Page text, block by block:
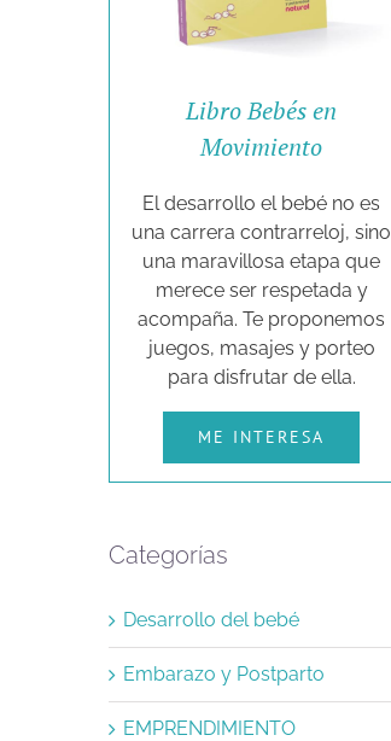
Libro Bebés en
Movimiento
El desarrollo el bebé no es
una carrera contrarreloj, sino
una maravillosa etapa que
merece ser respetada y
acompaña. Te proponemos
juegos, masajes y porteo
para disfrutar de ella.
ME INTERESA
Categorías
Desarrollo del bebé
Embarazo y Postparto
EMPRENDIMIENTO